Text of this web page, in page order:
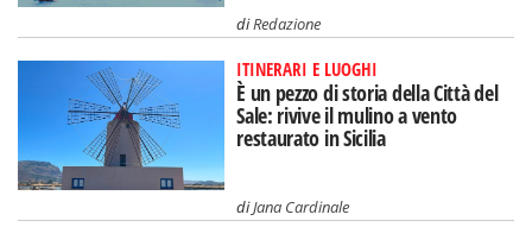
diRedazione
ITINERARI E LUOGHI
È un pezzo di storia della Città del
Sale: rivive il mulino a vento
restaurato in Sicilia
diJana Cardinale